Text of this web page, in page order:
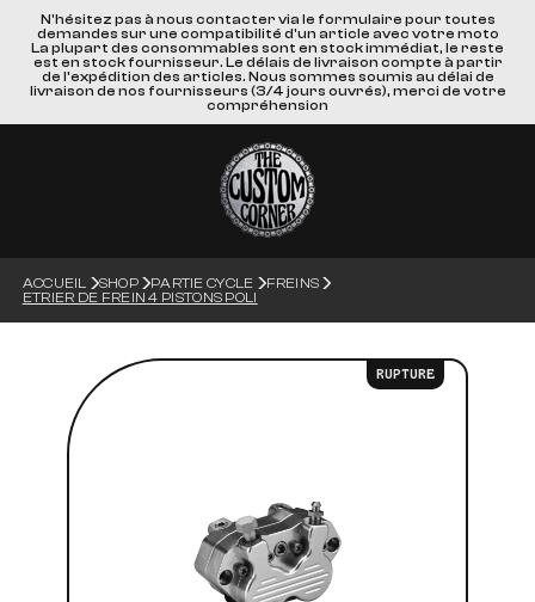
N'hésitez pas à nous contacter via le formulaire pour toutes
demandes sur une compatibilité d'un article avec votre moto
La plupart des consommables sont en stock immédiat, le reste
est en stock fournisseur. Le délais de livraison compte à partir
de l'expédition des articles. Nous sommes soumis au délai de
livraison de nos fournisseurs (3/4 jours ouvrés), merci de votre
compréhension
ACCUEIL SHOP PARTIE CYCLE
FREINS
ETRIER DE FREIN 4 PISTONS POLI
RUPTURE